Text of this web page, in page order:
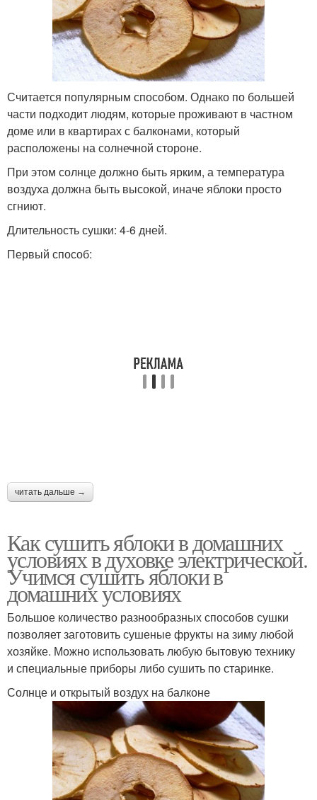
Считается популярным способом. Однако по большей
части подходит людям, которые проживают в частном
доме или в квартирах с балконами, который
расположены на солнечной стороне.
При этом солнце должно быть ярким, а температура
воздуха должна быть высокой, иначе яблоки просто
сгниют.
Длительность сушки: 4-6 дней.
Первый способ:
читать дальше →
Как сушить яблоки в домашних
условиях в духовке электрической.
Учимся сушить яблоки в
домашних условиях
Большое количество разнообразных способов сушки
позволяет заготовить сушеные фрукты на зиму любой
хозяйке. Можно использовать любую бытовую технику
и специальные приборы либо сушить по старинке.
Солнце и открытый воздух на балконе